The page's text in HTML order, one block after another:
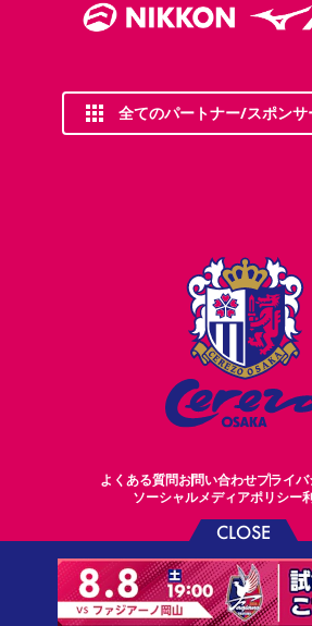
CLOSE
全てのパートナー/スポンサ
よくある質問お問い合わせプライ
ソーシャルメディアポリシー
©CEREZO OSAKA